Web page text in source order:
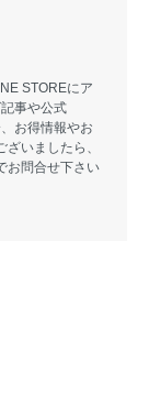
STOREにア
事や公式
お得情報やお
いましたら、
お問合せ下さい